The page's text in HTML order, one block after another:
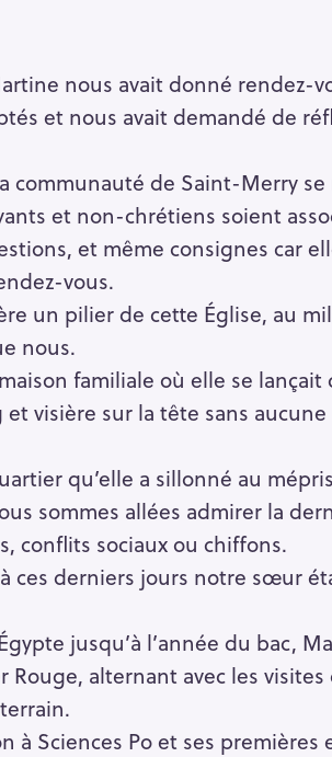
nous avait donné rendez-
et nous avait demandé de
communauté de Saint-Merry
et non-chrétiens soient
et même consignes car
vous.
un pilier de cette Église, au
nous.
familiale où elle se
visière sur la tête sans
qu’elle a sillonné au
sommes allées admirer la
conflits sociaux ou chiffons.
ces derniers jours notre sœur
jusqu’à l’année du bac,
alternant avec les
à Sciences Po et ses